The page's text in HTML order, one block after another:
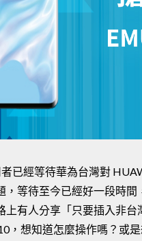
已經等待華為台灣對
，等待至今已經好一段時
上有人分享「只要插入非
，想知道怎麼操作嗎？或